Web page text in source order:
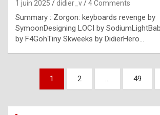
l
e
x
a
1 juin 2025 didier_v 4 Comments
Summary : Zorgon: keyboards revenge by
SymoonDesigning LOCI by
by F4GohTiny Skweeks by DidierHero…
Pagination
publications
1 2 … 49